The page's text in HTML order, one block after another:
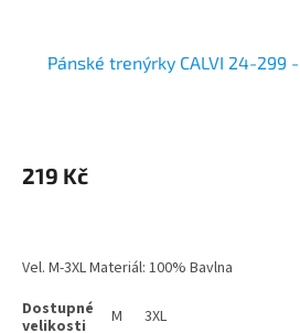
Pánské trenýrky CALVI 24-299
produktu
5
219 Kč
Vel. M-3XL Materiál: 100% Bavlna
M 3XL